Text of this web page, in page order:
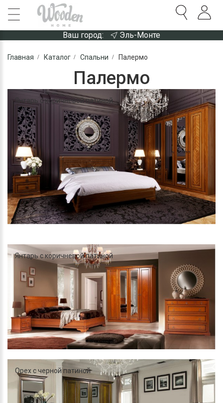
Ваш город: Эль-Монте
Главная Каталог Спальни Палермо
Палермо
Янтарь с коричневой патиной
Янтарь с коричневой патиной
Орех с черной патиной